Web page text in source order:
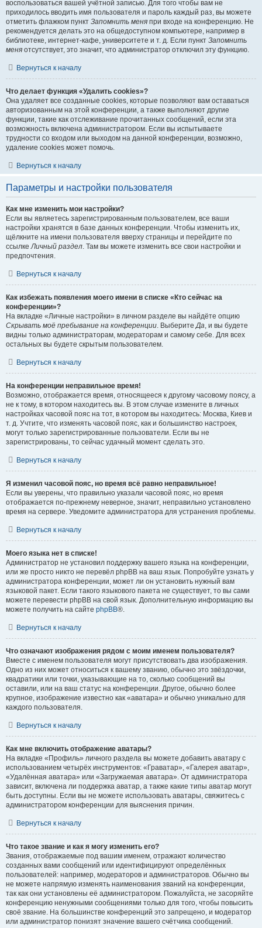
воспользоваться вашей учётной записью. Для того чтобы вам не
приходилось вводить имя пользователя и пароль каждый раз, вы можете
отметить флажком пункт Запомнить меня при входе на конференцию. Не
рекомендуется делать это на общедоступном компьютере, например в
библиотеке, интернет-кафе, университете и т. д. Если пункт Запомнить
меня отсутствует, это значит, что администратор отключил эту функцию.
Вернуться к началу
Что делает функция «Удалить cookies»?
Она удаляет все созданные cookies, которые позволяют вам оставаться
авторизованным на этой конференции, а также выполняют другие
функции, такие как отслеживание прочитанных сообщений, если эта
возможность включена администратором. Если вы испытываете
трудности со входом или выходом на данной конференции, возможно,
удаление cookies может помочь.
Вернуться к началу
Параметры и настройки пользователя
Как мне изменить мои настройки?
Если вы являетесь зарегистрированным пользователем, все ваши
настройки хранятся в базе данных конференции. Чтобы изменить их,
щёлкните на имени пользователя вверху страницы и перейдите по
ссылкеЛичный раздел. Там вы можете изменить все свои настройки и
предпочтения.
Вернуться к началу
Как избежать появления моего имени в списке «Кто сейчас на
конференции»?
На вкладке «Личные настройки» в личном разделе вы найдёте опцию
Скрывать моё пребывание на конференции. ВыберитеДа, и вы будете
видны только администраторам, модераторам и самому себе. Для всех
остальных вы будете скрытым пользователем.
Вернуться к началу
На конференции неправильное время!
Возможно, отображается время, относящееся к другому часовому поясу, а
не к тому, в котором находитесь вы. В этом случае измените в личных
настройках часовой пояс на тот, в котором вы находитесь: Москва, Киев и
т. д. Учтите, что изменять часовой пояс, как и большинство настроек,
могут только зарегистрированные пользователи. Если вы не
зарегистрированы, то сейчас удачный момент сделать это.
Вернуться к началу
Я изменил часовой пояс, но время всё равно неправильное!
Если вы уверены, что правильно указали часовой пояс, но время
отображается по-прежнему неверное, значит, неправильно установлено
время на сервере. Уведомите администратора для устранения проблемы.
Вернуться к началу
Моего языка нет в списке!
Администратор не установил поддержку вашего языка на конференции,
или же просто никто не перевёл phpBB на ваш язык. Попробуйте узнать у
администратора конференции, может ли он установить нужный вам
языковой пакет. Если такого языкового пакета не существует, то вы сами
можете перевести phpBB на свой язык. Дополнительную информацию вы
можете получить на сайте phpBB®.
Вернуться к началу
Что означают изображения рядом с моим именем пользователя?
Вместе с именем пользователя могут присутствовать два изображения.
Одно из них может относиться к вашему званию, обычно это звёздочки,
квадратики или точки, указывающие на то, сколько сообщений вы
оставили, или на ваш статус на конференции. Другое, обычно более
крупное, изображение известно как «аватара» и обычно уникально для
каждого пользователя.
Вернуться к началу
Как мне включить отображение аватары?
На вкладке «Профиль» личного раздела вы можете добавить аватару с
использованием четырёх инструментов: «Граватар», «Галерея аватар»,
«Удалённая аватара» или «Загружаемая аватара». От администратора
зависит, включена ли поддержка аватар, а также какие типы аватар могут
быть доступны. Если вы не можете использовать аватары, свяжитесь с
администратором конференции для выяснения причин.
Вернуться к началу
Что такое звание и как я могу изменить его?
Звания, отображаемые под вашим именем, отражают количество
созданных вами сообщений или идентифицируют определённых
пользователей: например, модераторов и администраторов. Обычно вы
не можете напрямую изменять наименования званий на конференции,
так как они установлены её администратором. Пожалуйста, не засоряйте
конференцию ненужными сообщениями только для того, чтобы повысить
своё звание. На большинстве конференций это запрещено, и модератор
или администратор понизят значение вашего счётчика сообщений.